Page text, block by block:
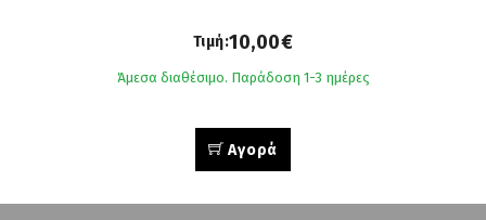
Τιμή:10,00€
Άμεσα διαθέσιμο. Παράδοση 1-3 ημέρες
Αγορά